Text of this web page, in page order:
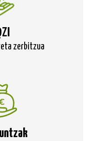
zerbitzua